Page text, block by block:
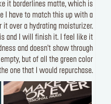
it borderlines matte, which is
I have to match this up with a
over a hydrating moisturizer.
and I will finish it. I feel like it
and doesn't show through
but of all the green color
one that I would repurchase.